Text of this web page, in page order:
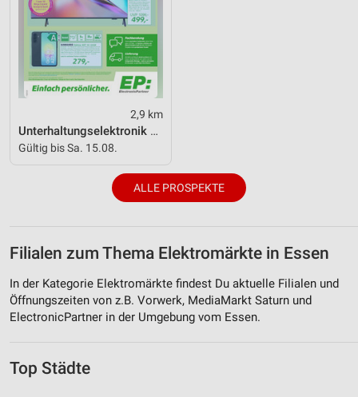
2,9 km
Unterhaltungselektronik 08/2026
Gültig bis Sa. 15.08.
ALLE PROSPEKTE
Filialen zum Thema Elektromärkte in Essen
In der Kategorie Elektromärkte findest Du aktuelle Filialen und
Öffnungszeiten von z.B. Vorwerk, MediaMarkt Saturn und
ElectronicPartner in der Umgebung vom Essen.
Top Städte